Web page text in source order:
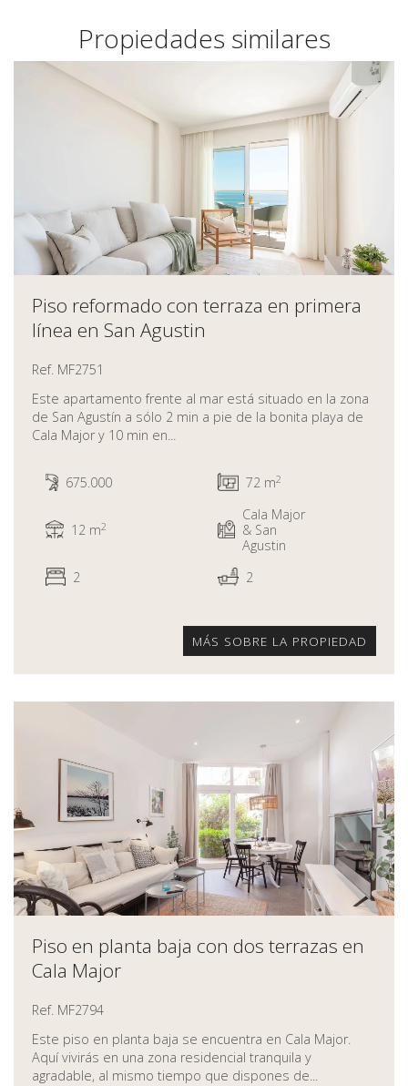
Propiedades similares
Piso reformado con terraza en primera
línea en San Agustin
Ref. MF2751
Este apartamento frente al mar está situado en la zona
de San Agustín a sólo 2 min a pie de la bonita playa de
Cala Major y 10 min en...
675.000 72 m2
12 m2
Cala Major
& San
Agustin
2
2
MÁS SOBRE LA PROPIEDAD
Piso en planta baja con dos terrazas en
Cala Major
Ref. MF2794
Este piso en planta baja se encuentra en Cala Major.
Aquí vivirás en una zona residencial tranquila y
agradable, al mismo tiempo que dispones de...